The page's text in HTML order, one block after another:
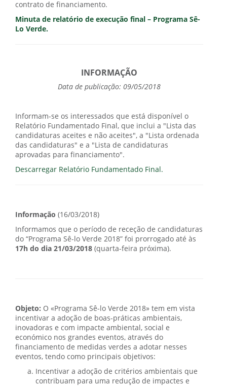
contrato de financiamento.
Minuta de relatório de execução final – Programa Sê-
Lo Verde.
INFORMAÇÃO
Data de publicação: 09/05/2018
Informam-se os interessados que está disponível o
Relatório Fundamentado Final, que inclui a "Lista das
candidaturas aceites e não aceites", a "Lista ordenada
das candidaturas" e a "Lista de candidaturas
aprovadas para financiamento".
Descarregar Relatório Fundamentado Final.
Informação (16/03/2018)
Informamos que o período de receção de candidaturas
do “Programa Sê-lo Verde 2018” foi prorrogado até às
17h do dia 21/03/2018 (quarta-feira próxima).
Objeto: O «Programa Sê-lo Verde 2018» tem em vista
incentivar a adoção de boas-práticas ambientais,
inovadoras e com impacte ambiental, social e
económico nos grandes eventos, através do
financiamento de medidas verdes a adotar nesses
eventos, tendo como principais objetivos:
Incentivar a adoção de critérios ambientais que
contribuam para uma redução de impactes e